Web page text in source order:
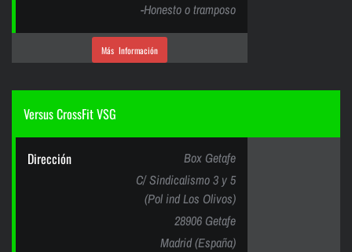
-Honesto o tramposo
Más Información
Versus CrossFit VSG
Dirección
Box Getafe
C/ Sindicalismo 3 y 5
(Pol ind Los Olivos)
28906 Getafe
Madrid (España)